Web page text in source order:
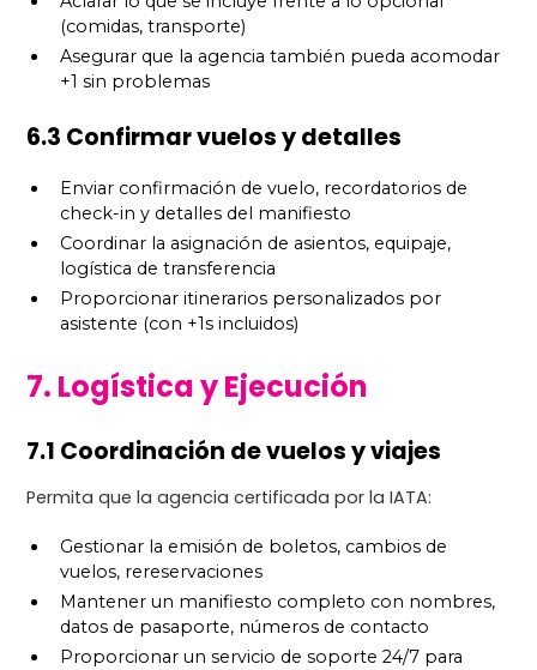
(comidas, transporte)
Asegurar que la agencia también pueda acomodar
+1 sin problemas
6.3 Confirmar vuelos y detalles
Enviar confirmación de vuelo, recordatorios de
check-in y detalles del manifiesto
Coordinar la asignación de asientos, equipaje,
logística de transferencia
Proporcionar itinerarios personalizados por
asistente (con +1s incluidos)
7. Logística y Ejecución
7.1 Coordinación de vuelos y viajes
Permita que la agencia certificada por la IATA:
Gestionar la emisión de boletos, cambios de
vuelos, rereservaciones
Mantener un manifiesto completo con nombres,
datos de pasaporte, números de contacto
Proporcionar un servicio de soporte 24/7 para